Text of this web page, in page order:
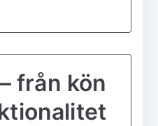
p från kön